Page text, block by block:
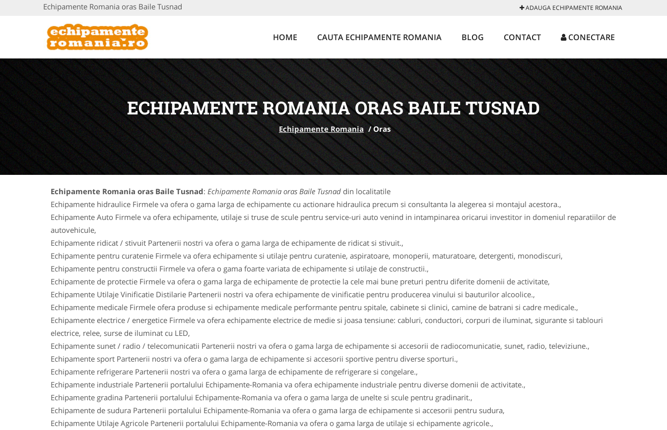
Echipamente Romania oras Baile Tusnad ADAUGA ECHIPAMENTE ROMANIA
HOME CAUTA ECHIPAMENTE ROMANIA BLOG CONTACT CONECTARE
ECHIPAMENTE ROMANIA ORAS BAILE TUSNAD
Echipamente Romania /Oras
Echipamente Romania oras Baile Tusnad: Echipamente Romania oras Baile Tusnad din localitatile
Echipamente hidraulice Firmele va ofera o gama larga de echipamente cu actionare hidraulica precum si consultanta la alegerea si montajul acestora.,
Echipamente Auto Firmele va ofera echipamente, utilaje si truse de scule pentru service-uri auto venind in intampinarea oricarui investitor in domeniul reparatiilor de
autovehicule,
Echipamente ridicat / stivuit Partenerii nostri va ofera o gama larga de echipamente de ridicat si stivuit.,
Echipamente pentru curatenie Firmele va ofera echipamente si utilaje pentru curatenie, aspiratoare, monoperii, maturatoare, detergenti, monodiscuri,
Echipamente pentru constructii Firmele va ofera o gama foarte variata de echipamente si utilaje de constructii.,
Echipamente de protectie Firmele va ofera o gama larga de echipamente de protectie la cele mai bune preturi pentru diferite domenii de activitate,
Echipamente Utilaje Vinificatie Distilarie Partenerii nostri va ofera echipamente de vinificatie pentru producerea vinului si bauturilor alcoolice.,
Echipamente medicale Firmele ofera produse si echipamente medicale performante pentru spitale, cabinete si clinici, camine de batrani si cadre medicale.,
Echipamente electrice / energetice Firmele va ofera echipamente electrice de medie si joasa tensiune: cabluri, conductori, corpuri de iluminat, sigurante si tablouri
electrice, relee, surse de iluminat cu LED,
Echipamente sunet / radio / telecomunicatii Partenerii nostri va ofera o gama larga de echipamente si accesorii de radiocomunicatie, sunet, radio, televiziune.,
Echipamente sport Partenerii nostri va ofera o gama larga de echipamente si accesorii sportive pentru diverse sporturi.,
Echipamente refrigerare Partenerii nostri va ofera o gama larga de echipamente de refrigerare si congelare.,
Echipamente industriale Partenerii portalului Echipamente-Romania va ofera echipamente industriale pentru diverse domenii de activitate.,
Echipamente gradina Partenerii portalului Echipamente-Romania va ofera o gama larga de unelte si scule pentru gradinarit.,
Echipamente de sudura Partenerii portalului Echipamente-Romania va ofera o gama larga de echipamente si accesorii pentru sudura,
Echipamente Utilaje Agricole Partenerii portalului Echipamente-Romania va ofera o gama larga de utilaje si echipamente agricole.,